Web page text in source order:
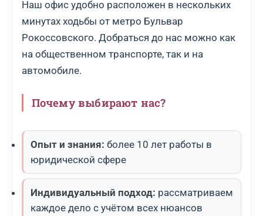
Наш офис удобно расположен в нескольких
минутах ходьбы от метро Бульвар
Рокоссовского. Добраться до нас можно как
на общественном транспорте, так и на
автомобиле.
Почему выбирают нас?
Опыт и знания: более 10 лет работы в
юридической сфере
Индивидуальный подход: рассматриваем
каждое дело с учётом всех нюансов